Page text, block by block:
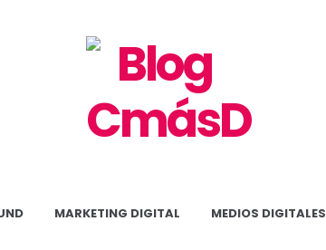
CmásD
MARKETING DIGITAL MEDIOS DIGITALES